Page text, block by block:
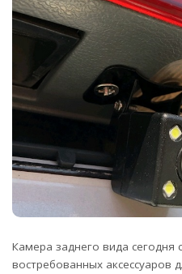
Камера заднего вида сегодня
востребованных аксессуаров